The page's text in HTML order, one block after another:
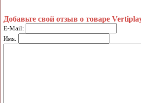
Добавьте свой отзыв о товаре
E-Mail:
Имя: